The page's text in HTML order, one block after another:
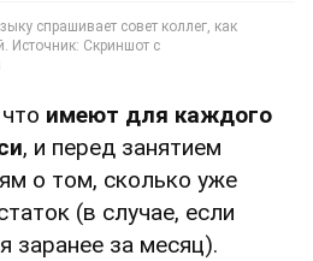
имеют для каждого
, и перед занятием
о том, сколько уже
(в случае, если
заранее за месяц).